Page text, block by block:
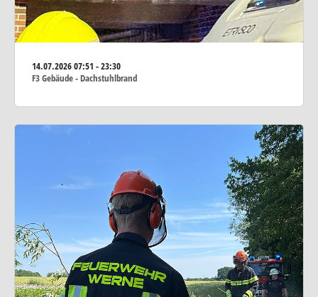
14.07.202607:51 - 23:30
F3 Gebäude - Dachstuhlbrand